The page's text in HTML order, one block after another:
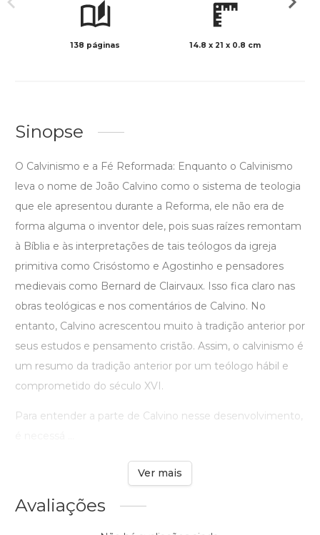
138 páginas 14.8 x 21 x 0.8 cm
Sinopse
O Calvinismo e a Fé Reformada: Enquanto o Calvinismo
leva o nome de João Calvino como o sistema de teologia
que ele apresentou durante a Reforma, ele não era de
forma alguma o inventor dele, pois suas raízes remontam
à Bíblia e às interpretações de tais teólogos da igreja
primitiva como Crisóstomo e Agostinho e pensadores
medievais como Bernard de Clairvaux. Isso fica claro nas
obras teológicas e nos comentários de Calvino. No
entanto, Calvino acrescentou muito à tradição anterior por
seus estudos e pensamento cristão. Assim, o calvinismo é
um resumo da tradição anterior por um teólogo hábil e
comprometido do século XVI.
Para entender a parte de Calvino nesse desenvolvimento,
Ver mais
Avaliações